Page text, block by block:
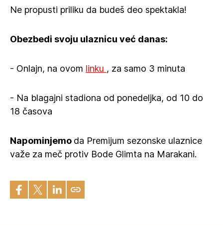
Ne propusti priliku da budeš deo spektakla!
Obezbedi svoju ulaznicu već danas:
- Onlajn, na ovom linku , za samo 3 minuta
- Na blagajni stadiona od ponedeljka, od 10 do
18 časova
Napominjemo da Premijum sezonske ulaznice
važe za meč protiv Bode Glimta na Marakani.